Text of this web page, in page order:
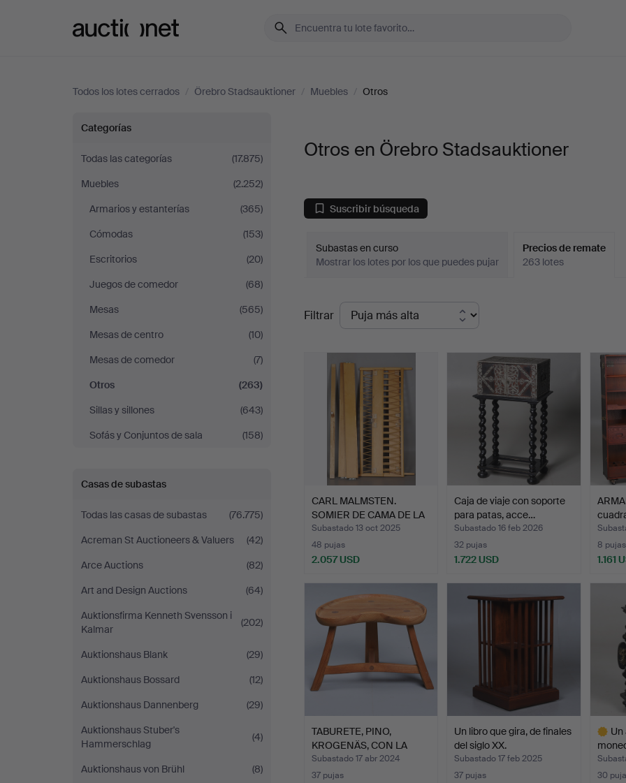
Todos los lotes cerrados / Örebro Stadsauktioner / Muebles / Otros
Otros
en
Örebro
Stadsauktioner
Categorías
Todas las categorías
(17.875)
Muebles
(2.252)
Armarios y estanterías
(365)
Cómodas
(153)
Escritorios
(20)
Juegos de comedor
(68)
Mesas
(565)
Mesas de centro
(10)
Mesas de comedor
(7)
Otros
(263)
Sillas y sillones
(643)
Sofás y Conjuntos de sala
(158)
Casas de subastas
Todas las casas de subastas
(76.775)
Acreman St Auctioneers & Valuers
(42)
Arce Auctions
(82)
Art and Design Auctions
(64)
Auktionsfirma Kenneth Svensson i
Kalmar
(202)
Auktionshaus Blank
(29)
Auktionshaus Bossard
(12)
Auktionshaus Dannenberg
(29)
Auktionshaus Stuber's
Hammerschlag
(4)
Auktionshaus von Brühl
(8)
Otros en Örebro Stadsauktioner
Suscribir búsqueda
Subastas en curso
Mostrar los lotes por los que puedes pujar
Precios de remate
263 lotes
Precios
de
remate
Filtrar
CARL MALMSTEN.
SOMIER DE CAMA DE LA
MARCA …
Subastado 13 oct 2025
48 pujas
2.057 USD
Caja de viaje con soporte
para patas, acce…
Subastado 16 feb 2026
32 pujas
1.722 USD
8 pujas
1.161
TABURETE, PINO,
KROGENÄS, CON LA
MARCA DEB…
Subastado 17 abr 2024
37 pujas
Un libro que gira, de finales
del siglo XX.
Subastado 17 feb 2025
37 pujas
Un
m…
30